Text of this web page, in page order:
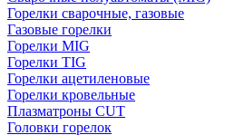
Горелки сварочные, газовые
Газовые горелки
Горелки MIG
Горелки TIG
Горелки ацетиленовые
Горелки кровельные
Плазматроны CUT
Головки горелок